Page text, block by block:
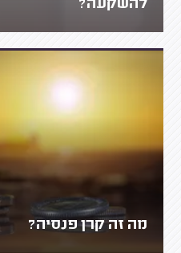
להשקעה?
מה זה קרן פנסיה?